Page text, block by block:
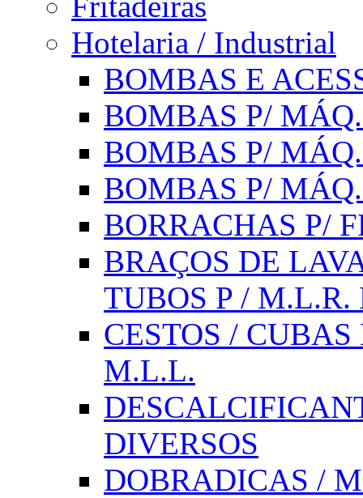
Hotelaria / Industrial
BOMBAS E
BOMBAS P/
BOMBAS P/
BOMBAS P/
BORRACHAS P/
BRAÇOS DE
TUBOS P /
CESTOS /
M.L.L.
DIVERSOS
DOBRADICAS /